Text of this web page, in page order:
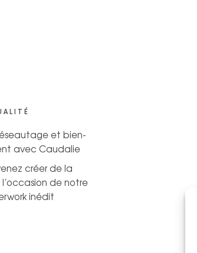
et bien-
avec Caudalie
créer de la
de notre
inédit